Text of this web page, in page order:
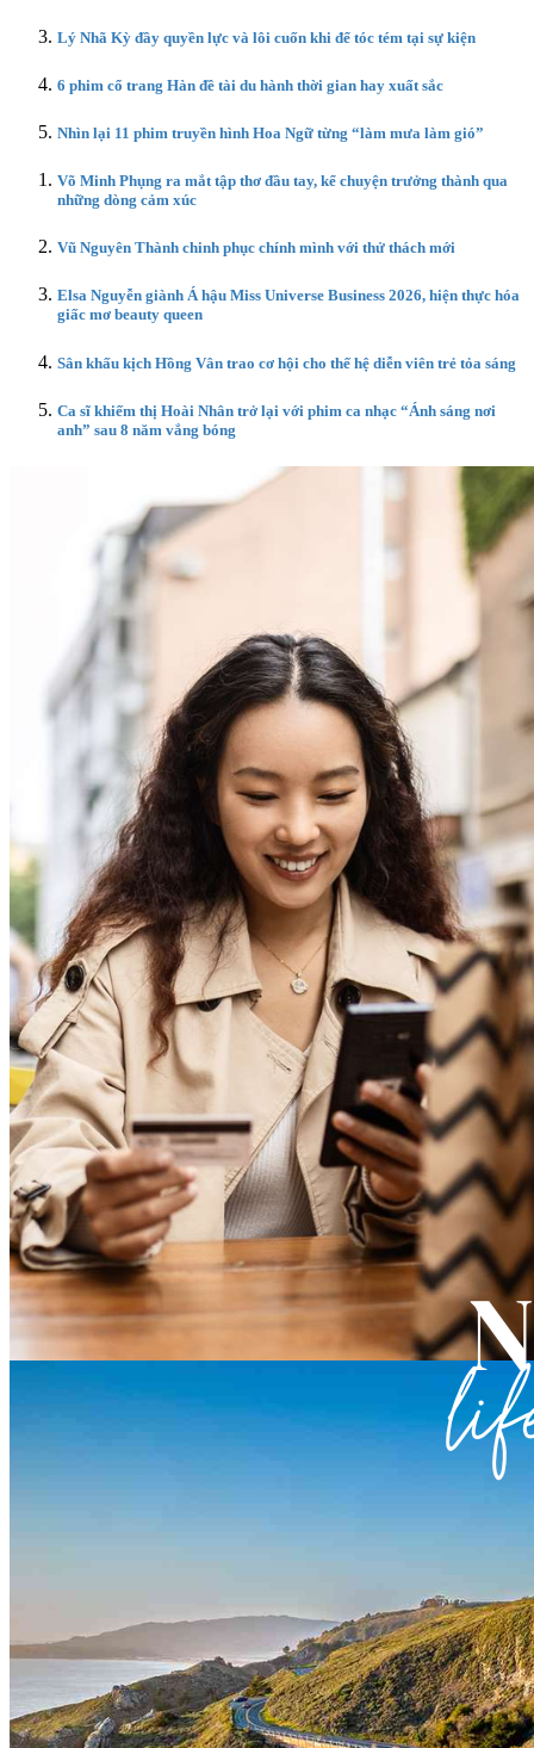
Lý Nhã Kỳ đầy quyền lực và lôi cuốn khi để tóc tém tại sự kiện
6 phim cổ trang Hàn đề tài du hành thời gian hay xuất sắc
Nhìn lại 11 phim truyền hình Hoa Ngữ từng “làm mưa làm gió”
Võ Minh Phụng ra mắt tập thơ đầu tay, kể chuyện trưởng thành qua
những dòng cảm xúc
Vũ Nguyên Thành chinh phục chính mình với thử thách mới
Elsa Nguyễn giành Á hậu Miss Universe Business 2026, hiện thực hóa
giấc mơ beauty queen
Sân khấu kịch Hồng Vân trao cơ hội cho thế hệ diễn viên trẻ tỏa sáng
Ca sĩ khiếm thị Hoài Nhân trở lại với phim ca nhạc “Ánh sáng nơi
anh” sau 8 năm vắng bóng